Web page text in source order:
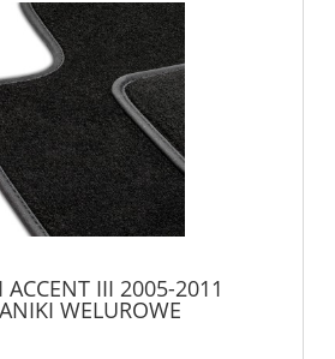
ACCENT III 2005-2011
WELUROWE